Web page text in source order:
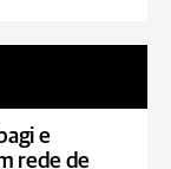
e
rede de